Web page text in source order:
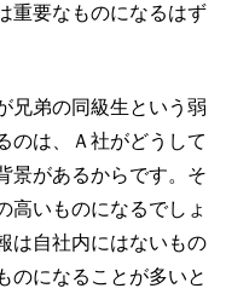
重要なものになるはず
兄弟の同級生という弱
のは、Ａ社がどうして
景があるからです。そ
高いものになるでしょ
は自社内にはないもの
のになることが多いと